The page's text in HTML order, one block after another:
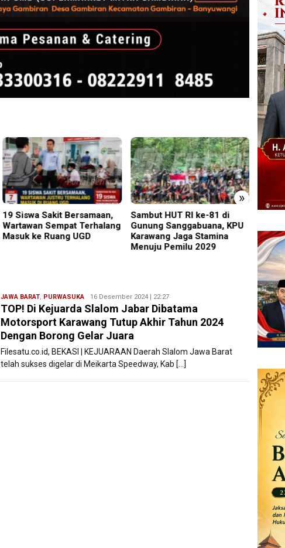
»
19 Siswa Sakit Bersamaan,
Wartawan Sempat Terhalang
Masuk ke Ruang UGD
Sambut HUT RI ke-81 di
Gunung Sanggabuana, KPU
Karawang Jaga Stamina
Menuju Pemilu 2029
JAWA BARAT, PURWASUKA Ryan
Karawang
16 Desember 2024 | 22:27
TOP! Di Kejuarda Slalom Jabar Dibatama
Motorsport Karawang Tutup Akhir Tahun 2024
Dengan Borong Gelar Juara
Filesatu.co.id, BEKASI | KEJUARAAN Daerah Slalom Jawa Barat
telah sukses digelar di Meikarta Speedway, Kab […]